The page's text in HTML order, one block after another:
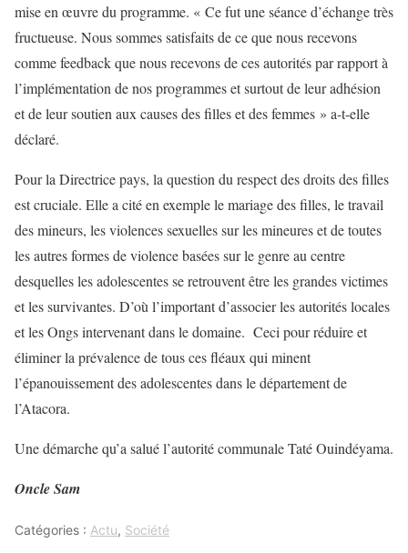
mise en œuvre du programme. « Ce fut une séance d’échange très
fructueuse. Nous sommes satisfaits de ce que nous recevons
comme feedback que nous recevons de ces autorités par rapport à
l’implémentation de nos programmes et surtout de leur adhésion
et de leur soutien aux causes des filles et des femmes » a-t-elle
déclaré.
Pour la Directrice pays, la question du respect des droits des filles
est cruciale. Elle a cité en exemple le mariage des filles, le travail
des mineurs, les violences sexuelles sur les mineures et de toutes
les autres formes de violence basées sur le genre au centre
desquelles les adolescentes se retrouvent être les grandes victimes
et les survivantes. D’où l’important d’associer les autorités locales
et les Ongs intervenant dans le domaine. Ceci pour réduire et
éliminer la prévalence de tous ces fléaux qui minent
l’épanouissement des adolescentes dans le département de
l’Atacora.
Une démarche qu’a salué l’autorité communale Taté Ouindéyama.
Oncle Sam
Catégories : Actu, Société